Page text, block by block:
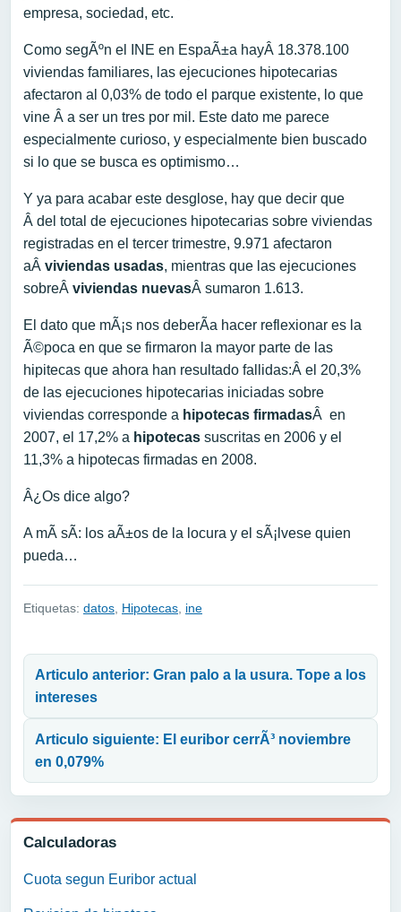
Calculadoras
Cuota segun Euribor actual
empresa, sociedad, etc.
Como segÃºn el INE en EspaÃ±a hayÂ 18.378.100
viviendas familiares, las ejecuciones hipotecarias
afectaron al 0,03% de todo el parque existente, lo que
vine Â a ser un tres por mil. Este dato me parece
especialmente curioso, y especialmente bien buscado
si lo que se busca es optimismo…
Y ya para acabar este desglose, hay que decir que
Â del total de ejecuciones hipotecarias sobre viviendas
registradas en el tercer trimestre, 9.971 afectaron
aÂ viviendas usadas, mientras que las ejecuciones
sobreÂ viviendas nuevasÂ sumaron 1.613.
El dato que mÃ¡s nos deberÃ­a hacer reflexionar es la
Ã©poca en que se firmaron la mayor parte de las
hipitecas que ahora han resultado fallidas:Â el 20,3%
de las ejecuciones hipotecarias iniciadas sobre
viviendas corresponde a hipotecas firmadasÂ en
2007, el 17,2% a hipotecas suscritas en 2006 y el
11,3% a hipotecas firmadas en 2008.
Â¿Os dice algo?
A mÃ­ sÃ­: los aÃ±os de la locura y el sÃ¡lvese quien
pueda…
Etiquetas: datos, Hipotecas, ine
Articulo anterior: Gran palo a la usura. Tope a los
intereses
Articulo siguiente: El euribor cerrÃ³ noviembre
en 0,079%